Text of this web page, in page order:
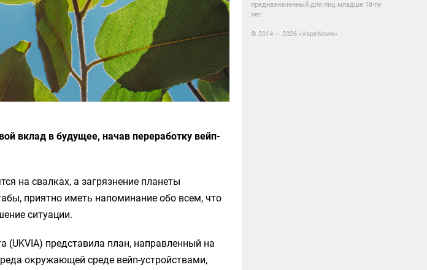
вклад в будущее, начав переработку вейп-
на свалках, а загрязнение планеты
приятно иметь напоминание обо всем, что
ситуации.
(UKVIA) представила план, направленный на
окружающей среде вейп-устройствами,
предназначенный для лиц младше 18-ти
лет.
© 2014 — 2026 «VapeNews»